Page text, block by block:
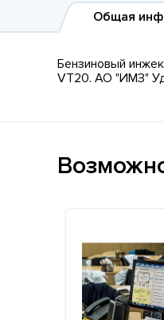
Общая
Бензиновый
VT20. АО "ИМЗ"